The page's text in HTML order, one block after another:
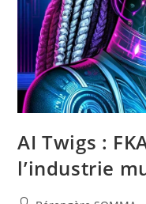
AI Twigs :
l’industrie